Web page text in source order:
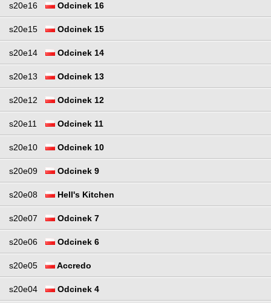
s20e16 Odcinek 16
s20e15 Odcinek 15
s20e14 Odcinek 14
s20e13 Odcinek 13
s20e12 Odcinek 12
s20e11 Odcinek 11
s20e10 Odcinek 10
s20e09 Odcinek 9
s20e08 Hell's Kitchen
s20e07 Odcinek 7
s20e06 Odcinek 6
s20e05 Accredo
s20e04 Odcinek 4